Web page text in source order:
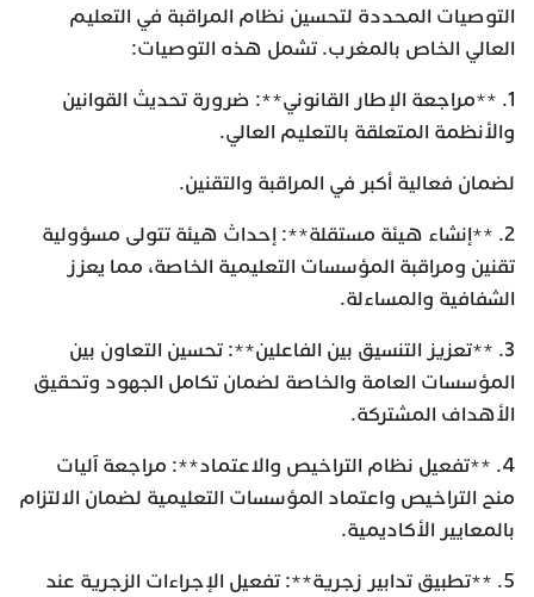
التوصيات المحددة لتحسين نظام المراقبة في التعليم
العالي الخاص بالمغرب. تشمل هذه التوصيات:
1. **مراجعة الإطار القانوني**: ضرورة تحديث القوانين
والأنظمة المتعلقة بالتعليم العالي.
لضمان فعالية أكبر في المراقبة والتقنين.
2. **إنشاء هيئة مستقلة**: إحداث هيئة تتولى مسؤولية
تقنين ومراقبة المؤسسات التعليمية الخاصة، مما يعزز
الشفافية والمساءلة.
3. **تعزيز التنسيق بين الفاعلين**: تحسين التعاون بين
المؤسسات العامة والخاصة لضمان تكامل الجهود وتحقيق
الأهداف المشتركة.
4. **تفعيل نظام التراخيص والاعتماد**: مراجعة آليات
منح التراخيص واعتماد المؤسسات التعليمية لضمان الالتزام
بالمعايير الأكاديمية.
5. **تطبيق تدابير زجرية**: تفعيل الإجراءات الزجرية عند